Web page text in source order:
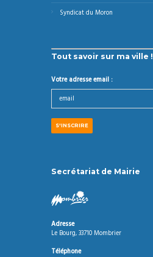
Syndicat du Moron
Tout savoir sur ma ville !
Votre adresse email :
Secrétariat de Mairie
Adresse
Le Bourg, 33710 Mombrier
Téléphone